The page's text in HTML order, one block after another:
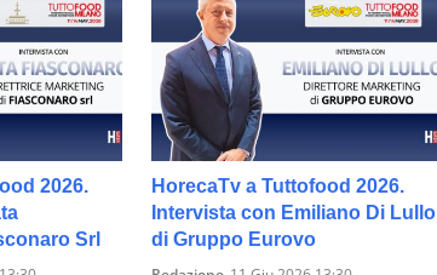
2026.
Srl
HorecaTv a Tuttofood 2026.
Intervista con Emiliano Di Lullo
di Gruppo Eurovo